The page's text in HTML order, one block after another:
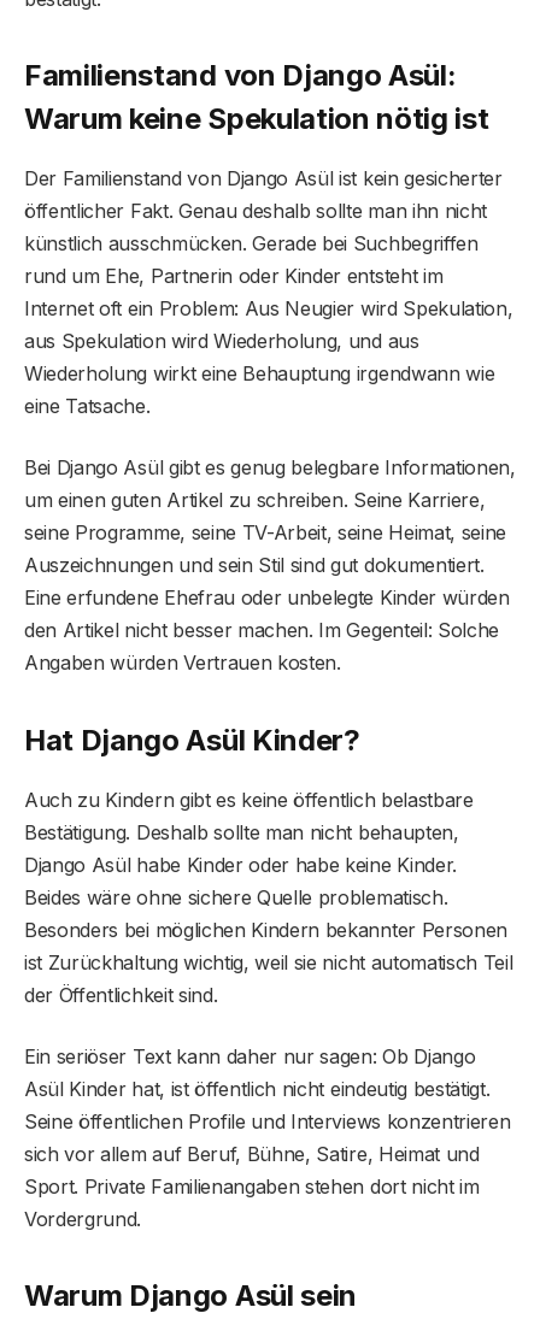
Familienstand von Django Asül:
Warum keine Spekulation nötig ist
Der Familienstand von Django Asül ist kein gesicherter
öffentlicher Fakt. Genau deshalb sollte man ihn nicht
künstlich ausschmücken. Gerade bei Suchbegriffen
rund um Ehe, Partnerin oder Kinder entsteht im
Internet oft ein Problem: Aus Neugier wird Spekulation,
aus Spekulation wird Wiederholung, und aus
Wiederholung wirkt eine Behauptung irgendwann wie
eine Tatsache.
Bei Django Asül gibt es genug belegbare Informationen,
um einen guten Artikel zu schreiben. Seine Karriere,
seine Programme, seine TV-Arbeit, seine Heimat, seine
Auszeichnungen und sein Stil sind gut dokumentiert.
Eine erfundene Ehefrau oder unbelegte Kinder würden
den Artikel nicht besser machen. Im Gegenteil: Solche
Angaben würden Vertrauen kosten.
Hat Django Asül Kinder?
Auch zu Kindern gibt es keine öffentlich belastbare
Bestätigung. Deshalb sollte man nicht behaupten,
Django Asül habe Kinder oder habe keine Kinder.
Beides wäre ohne sichere Quelle problematisch.
Besonders bei möglichen Kindern bekannter Personen
ist Zurückhaltung wichtig, weil sie nicht automatisch Teil
der Öffentlichkeit sind.
Ein seriöser Text kann daher nur sagen: Ob Django
Asül Kinder hat, ist öffentlich nicht eindeutig bestätigt.
Seine öffentlichen Profile und Interviews konzentrieren
sich vor allem auf Beruf, Bühne, Satire, Heimat und
Sport. Private Familienangaben stehen dort nicht im
Vordergrund.
Warum Django Asül sein